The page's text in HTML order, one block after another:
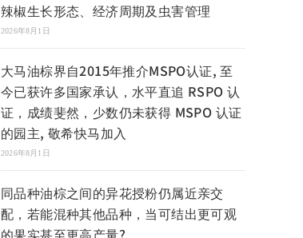
辣椒生长形态、经济周期及虫害管理
2026年8月1日
大马油棕界自2015年推介MSPO认证, 至
今已获许多国家承认，水平直追 RSPO 认
证，成绩斐然，少数仍未获得 MSPO 认证
的园主, 敬希快马加入
2026年8月1日
同品种油棕之间的异花授粉仍属近亲交
配，若能混种其他品种，当可结出更可观
的果实甚至更高产量?